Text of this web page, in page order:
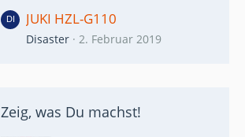
JUKI HZL-G110
Disaster 2. Februar 2019
Zeig, was Du machst!